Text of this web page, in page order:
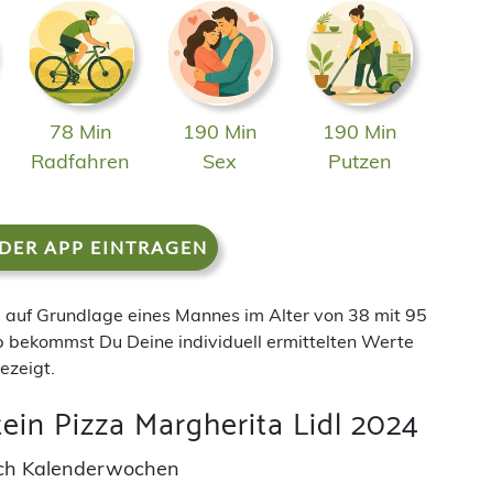
78 Min
Radfahren
190 Min
Sex
190 Min
Putzen
APP EINTRAGEN
Grundlage eines Mannes im Alter von 38 mit 95
Du Deine individuell ermittelten Werte
Pizza Margherita Lidl 2024
Kalenderwochen